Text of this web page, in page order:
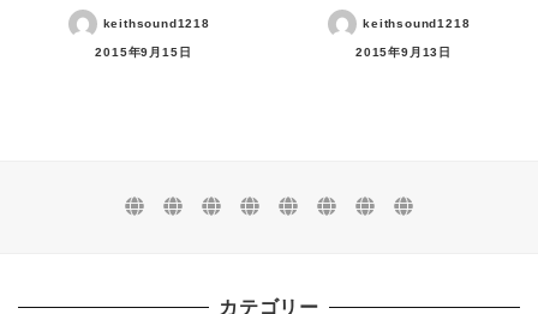
keithsound1218
2015年9月15日
keithsound1218
2015年9月13日
カテゴリー